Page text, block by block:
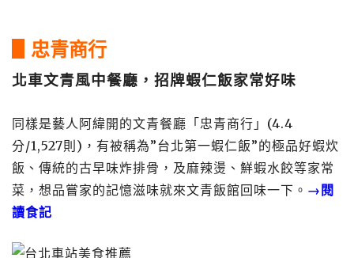
▋忠青商行
北車文青風中餐廳，招牌蝦仁飯家常好味
同樣是藝人阿緯開的文青餐廳「忠青商行」(4.4
分/1,527則)，有被稱為”台北第一蝦仁飯”的極品好蝦炊
飯、傳統的古早味炸排骨，及麻辣燙、鮮蝦水餃等家常
菜，想品嘗家的記憶滋味就來文青飯館回味一下。 →閱
讀食記